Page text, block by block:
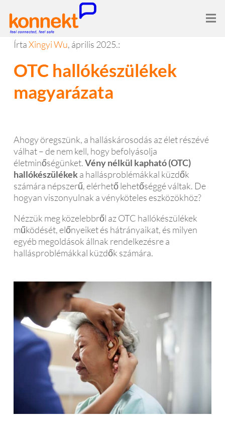
ÍrtaXingyi Wu, április 2025.:
OTC hallókészülékek
magyarázata
Ahogy öregszünk, a halláskárosodás az élet részévé
válhat – de nem kell, hogy befolyásolja
életminőségünket.Vény nélkül kapható (OTC)
hallókészülékeka hallásproblémákkal küzdők
számára népszerű, elérhető lehetőséggé váltak. De
hogyan viszonyulnak a vényköteles eszközökhöz?
Nézzük meg közelebbről az OTC hallókészülékek
működését, előnyeiket és hátrányaikat, és milyen
egyéb megoldások állnak rendelkezésre a
hallásproblémákkal küzdők számára.